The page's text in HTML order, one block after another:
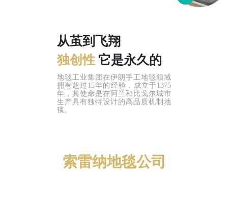
从茧到飞翔
独创性 它是永久的
地毯工业集团在伊朗手工地毯领域
拥有超过15年的经验，成立于1375
年，其使命是在阿兰和比戈尔城市
生产具有独特设计的高品质机制地
毯。
索雷纳地毯公司